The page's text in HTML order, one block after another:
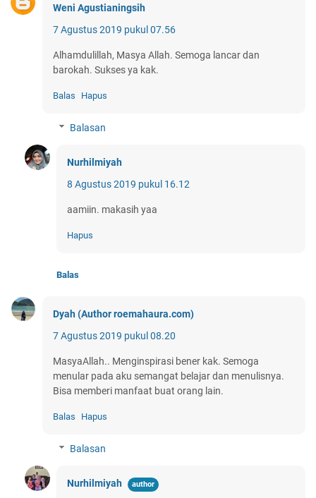
Weni Agustianingsih
7 Agustus 2019 pukul 07.56
Alhamdulillah, Masya Allah. Semoga lancar dan
barokah. Sukses ya kak.
Balas Hapus
Balasan
Nurhilmiyah
8 Agustus 2019 pukul 16.12
aamiin. makasih yaa
Hapus
Balas
Dyah (Author roemahaura.com)
7 Agustus 2019 pukul 08.20
MasyaAllah.. Menginspirasi bener kak. Semoga
menular pada aku semangat belajar dan menulisnya.
Bisa memberi manfaat buat orang lain.
Balas Hapus
Balasan
Nurhilmiyah